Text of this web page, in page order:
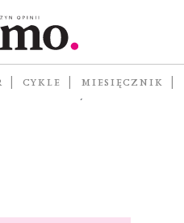
CYKLE MIESIĘCZNIK
w której żyjesz.